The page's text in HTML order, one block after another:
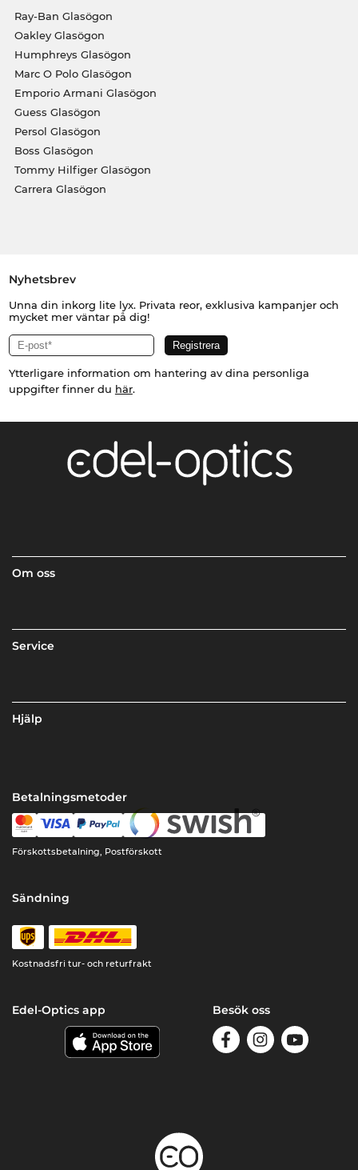
Ray-Ban Glasögon
Oakley Glasögon
Humphreys Glasögon
Marc O Polo Glasögon
Emporio Armani Glasögon
Guess Glasögon
Persol Glasögon
Boss Glasögon
Tommy Hilfiger Glasögon
Carrera Glasögon
Nyhetsbrev
Unna din inkorg lite lyx. Privata reor, exklusiva kampanjer och
mycket mer väntar på dig!
Ytterligare information om hantering av dina personliga
uppgifter finner du här.
Om oss
Service
Hjälp
Betalningsmetoder
Förskottsbetalning, Postförskott
Sändning
Kostnadsfri tur- och returfrakt
Edel-Optics app Besök oss